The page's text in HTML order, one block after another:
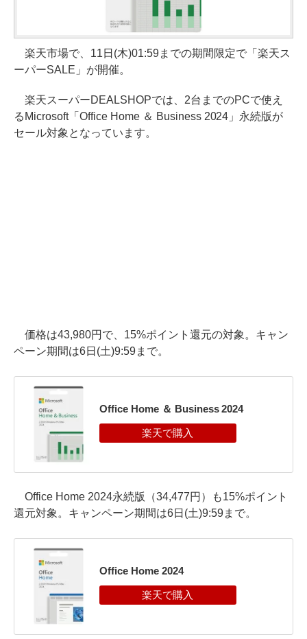
楽天市場で、11日(木)01:59までの期間限定で「楽天ス
ーパーSALE」が開催。
楽天スーパーDEALSHOPでは、2台までのPCで使え
るMicrosoft「Office Home ＆ Business 2024」永続版が
セール対象となっています。
価格は43,980円で、15%ポイント還元の対象。キャン
ペーン期間は6日(土)9:59まで。
Office Home ＆ Business 2024
Office Home 2024永続版（34,477円）も15%ポイント
還元対象。キャンペーン期間は6日(土)9:59まで。
Office Home 2024